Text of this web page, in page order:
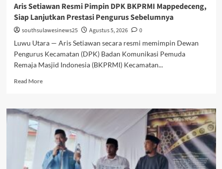
Aris Setiawan Resmi Pimpin DPK BKPRMI Mappedeceng,
Siap Lanjutkan Prestasi Pengurus Sebelumnya
southsulawesinews25 Agustus 5, 2026
0
Luwu Utara — Aris Setiawan secara resmi memimpin Dewan
Pengurus Kecamatan (DPK) Badan Komunikasi Pemuda
Remaja Masjid Indonesia (BKPRMI) Kecamatan...
Read MoreRead
Aris
Setiawan
Resmi
Pimpin
BKPRMI
Mappedeceng,